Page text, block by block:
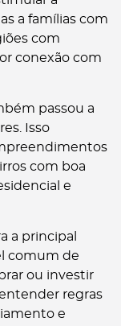
a famílias com
com
conexão com
passou a
Isso
com boa
e
a principal
comum de
ou investir
regras
e